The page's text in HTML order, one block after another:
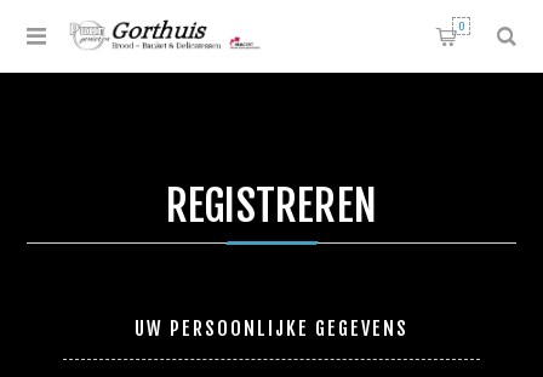
0
REGISTREREN
UW PERSOONLIJKE GEGEVENS